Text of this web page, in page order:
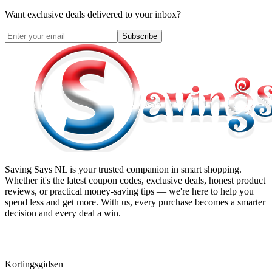
Want exclusive deals delivered to your inbox?
Subscribe
Saving Says NL is your trusted companion in smart shopping.
Whether it's the latest coupon codes, exclusive deals, honest product
reviews, or practical money-saving tips — we're here to help you
spend less and get more. With us, every purchase becomes a smarter
decision and every deal a win.
Kortingsgidsen